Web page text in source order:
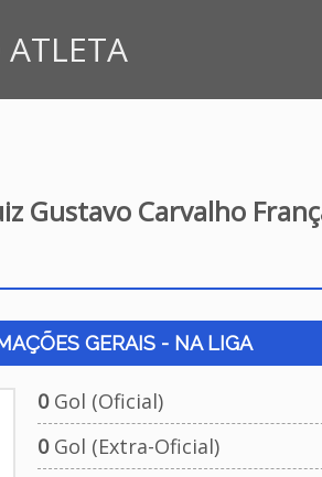
ATLETA
Gustavo Carvalho
GERAIS - NA LIGA
0Gol (Oficial)
0Gol (Extra-Oficial)